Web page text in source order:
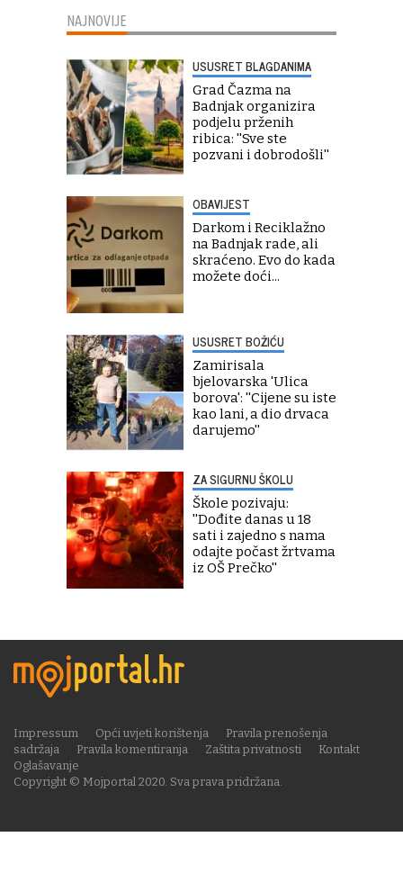
NAJNOVIJE
USUSRET BLAGDANIMA
Grad Čazma na
Badnjak organizira
podjelu prženih
ribica: ''Sve ste
pozvani i dobrodošli''
OBAVIJEST
Darkom i Reciklažno
na Badnjak rade, ali
skraćeno. Evo do kada
možete doći...
USUSRET BOŽIĆU
Zamirisala
bjelovarska 'Ulica
borova': ''Cijene su iste
kao lani, a dio drvaca
darujemo''
ZA SIGURNU ŠKOLU
Škole pozivaju:
''Dođite danas u 18
sati i zajedno s nama
odajte počast žrtvama
iz OŠ Prečko''
Copyright © Mojportal 2020. Sva prava pridržana.
Impressum Opći uvjeti korištenja
Pravila prenošenja
sadržaja
Pravila komentiranja Zaštita privatnosti
Kontakt
Oglašavanje